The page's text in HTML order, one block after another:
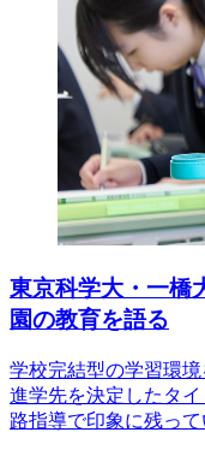
東京科学大・一橋
園の教育を語る
学校完結型の学習環
進学先を決定したタ
路指導で印象に残っ